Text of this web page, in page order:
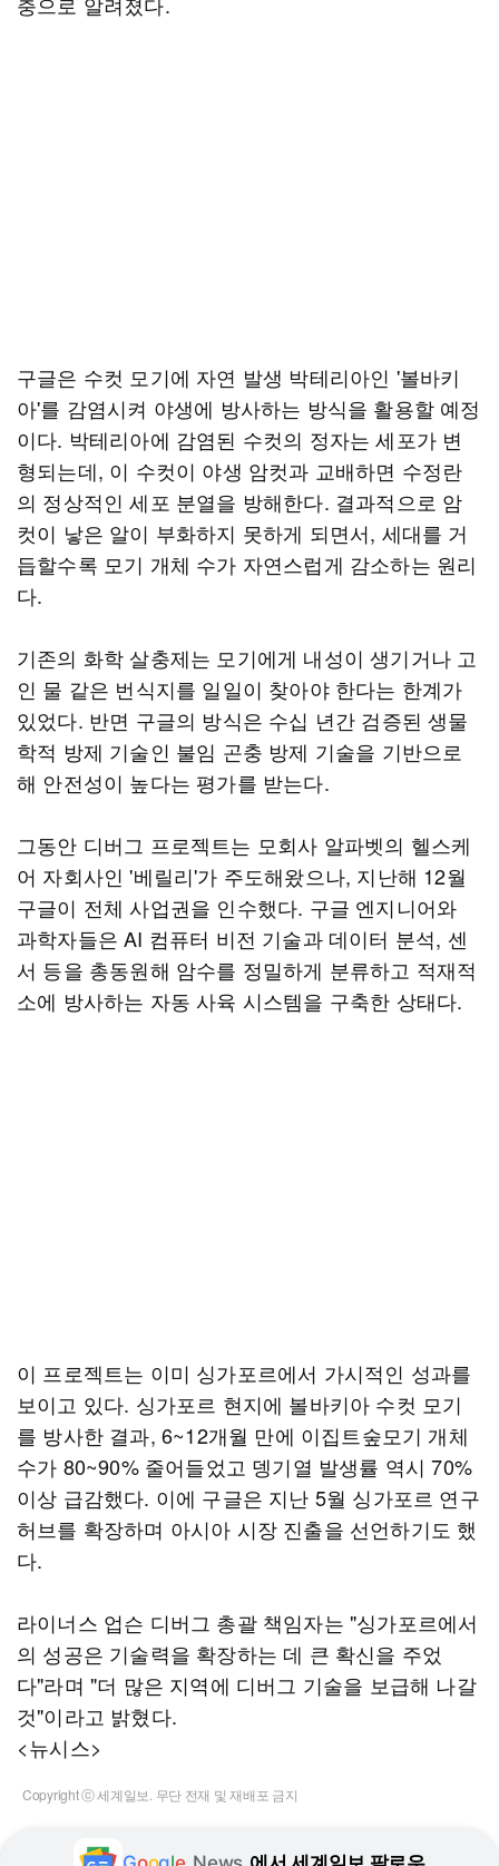
구글은 수컷 모기에 자연 발생 박테리아인 '볼바키
아'를 감염시켜 야생에 방사하는 방식을 활용할 예정
이다. 박테리아에 감염된 수컷의 정자는 세포가 변
형되는데, 이 수컷이 야생 암컷과 교배하면 수정란
의 정상적인 세포 분열을 방해한다. 결과적으로 암
컷이 낳은 알이 부화하지 못하게 되면서, 세대를 거
듭할수록 모기 개체 수가 자연스럽게 감소하는 원리
다.
기존의 화학 살충제는 모기에게 내성이 생기거나 고
인 물 같은 번식지를 일일이 찾아야 한다는 한계가
있었다. 반면 구글의 방식은 수십 년간 검증된 생물
학적 방제 기술인 불임 곤충 방제 기술을 기반으로
해 안전성이 높다는 평가를 받는다.
그동안 디버그 프로젝트는 모회사 알파벳의 헬스케
어 자회사인 '베릴리'가 주도해왔으나, 지난해 12월
구글이 전체 사업권을 인수했다. 구글 엔지니어와
과학자들은 AI 컴퓨터 비전 기술과 데이터 분석, 센
서 등을 총동원해 암수를 정밀하게 분류하고 적재적
소에 방사하는 자동 사육 시스템을 구축한 상태다.
이 프로젝트는 이미 싱가포르에서 가시적인 성과를
보이고 있다. 싱가포르 현지에 볼바키아 수컷 모기
를 방사한 결과, 6~12개월 만에 이집트숲모기 개체
수가 80~90% 줄어들었고 뎅기열 발생률 역시 70%
이상 급감했다. 이에 구글은 지난 5월 싱가포르 연구
허브를 확장하며 아시아 시장 진출을 선언하기도 했
다.
라이너스 업슨 디버그 총괄 책임자는 "싱가포르에서
의 성공은 기술력을 확장하는 데 큰 확신을 주었
다"라며 "더 많은 지역에 디버그 기술을 보급해 나갈
것"이라고 밝혔다.
<뉴시스>
Copyright ⓒ 세계일보. 무단 전재 및 재배포 금지